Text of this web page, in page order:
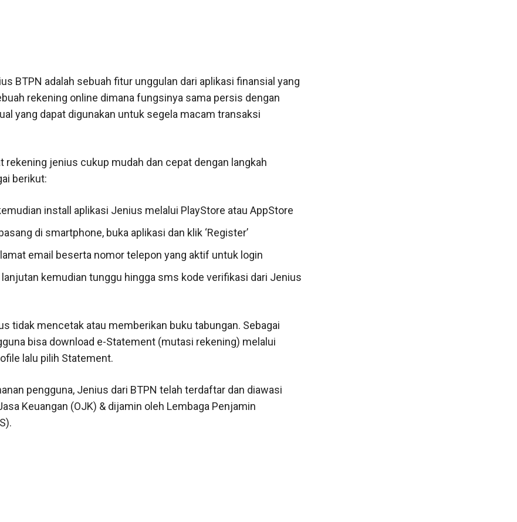
BTPN adalah sebuah fitur unggulan dari aplikasi finansial yang
rekening online dimana fungsinya sama persis dengan
yang dapat digunakan untuk segela macam transaksi
rekening jenius cukup mudah dan cepat dengan langkah
berikut:
install aplikasi Jenius melalui PlayStore atau AppStore
di smartphone, buka aplikasi dan klik ‘Register’
email beserta nomor telepon yang aktif untuk login
kemudian tunggu hingga sms kode verifikasi dari Jenius
tidak mencetak atau memberikan buku tabungan. Sebagai
bisa download e-Statement (mutasi rekening) melalui
lalu pilih Statement.
pengguna, Jenius dari BTPN telah terdaftar dan diawasi
Keuangan (OJK) & dijamin oleh Lembaga Penjamin